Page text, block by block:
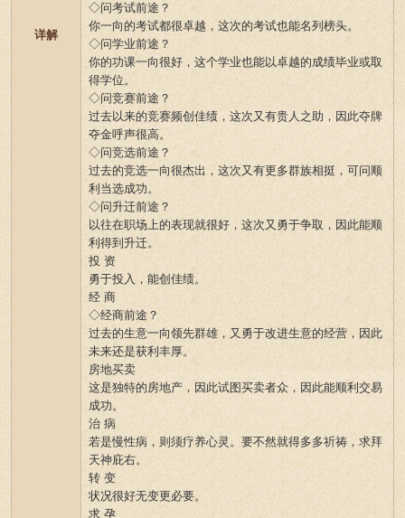
详解
◇问考试前途？
你一向的考试都很卓越，这次的考试也能名列榜头。
◇问学业前途？
你的功课一向很好，这个学业也能以卓越的成绩毕业或取
得学位。
◇问竞赛前途？
过去以来的竞赛频创佳绩，这次又有贵人之助，因此夺牌
夺金呼声很高。
◇问竞选前途？
过去的竞选一向很杰出，这次又有更多群族相挺，可问顺
利当选成功。
◇问升迁前途？
以往在职场上的表现就很好，这次又勇于争取，因此能顺
利得到升迁。
投 资
勇于投入，能创佳绩。
经 商
◇经商前途？
过去的生意一向领先群雄，又勇于改进生意的经营，因此
未来还是获利丰厚。
房地买卖
这是独特的房地产，因此试图买卖者众，因此能顺利交易
成功。
治 病
若是慢性病，则须疗养心灵。要不然就得多多祈祷，求拜
天神庇右。
转 变
状况很好无变更必要。
求 孕